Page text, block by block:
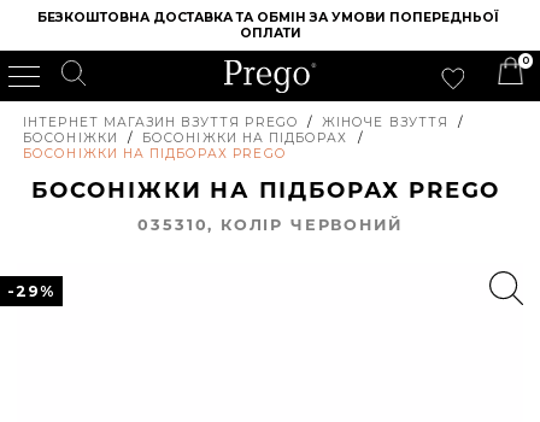
БЕЗКОШТОВНА ДОСТАВКА ТА ОБМІН ЗА УМОВИ ПОПЕРЕДНЬОЇ
ОПЛАТИ
0
ІНТЕРНЕТ МАГАЗИН ВЗУТТЯ PREGO / ЖІНОЧЕ ВЗУТТЯ
/
БОСОНІЖКИ
/ БОСОНІЖКИ НА ПІДБОРАХ
/
БОСОНІЖКИ НА ПІДБОРАХ PREGO
БОСОНІЖКИ НА ПІДБОРАХ PREGO
035310, КОЛIР ЧЕРВОНИЙ
-29%